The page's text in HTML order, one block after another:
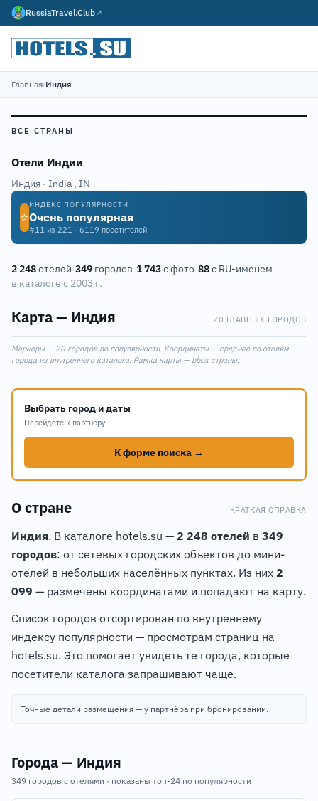
RussiaTravel.Club↗
Главная›Индия
ВСЕ СТРАНЫ
Отели Индии
Индия · India , IN
⭐
ИНДЕКС ПОПУЛЯРНОСТИ
Очень популярная
#11 из 221 · 6119 посетителей
2 248отелей·349 городов·1 743с фото·88с RU-именем·
в каталоге с 2003 г.
Карта — Индия 20 ГЛАВНЫХ ГОРОДОВ
+
Маркеры — 20 городов по популярности. Координаты — среднее по отелям
города из внутреннего каталога. Рамка карты — bbox страны.
Выбрать город и даты
Перейдёте к партнёру
К форме поиска →
О стране КРАТКАЯ СПРАВКА
Индия. В каталоге hotels.su — 2 248 отелей в 349
городов: от сетевых городских объектов до мини-
отелей в небольших населённых пунктах. Из них 2
099 — размечены координатами и попадают на карту.
Список городов отсортирован по внутреннему
индексу популярности — просмотрам страниц на
hotels.su. Это помогает увидеть те города, которые
посетители каталога запрашивают чаще.
Точные детали размещения — у партнёра при бронировании.
Города — Индия
349 городов с отелями · показаны топ-24 по популярности